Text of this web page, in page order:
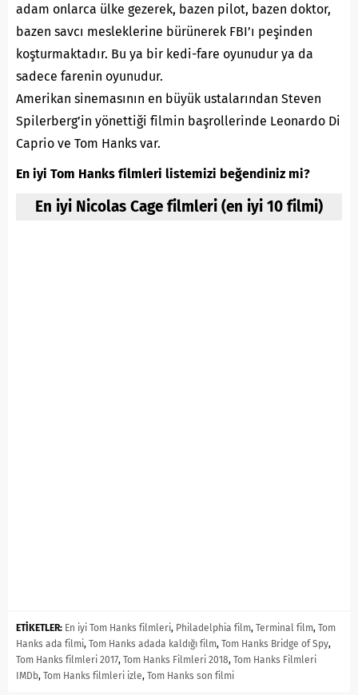
adam onlarca ülke gezerek, bazen pilot, bazen doktor,
bazen savcı mesleklerine bürünerek FBI’ı peşinden
koşturmaktadır. Bu ya bir kedi-fare oyunudur ya da
sadece farenin oyunudur.
Amerikan sinemasının en büyük ustalarından Steven
Spilerberg’in yönettiği filmin başrollerinde Leonardo Di
Caprio ve Tom Hanks var.
En iyi Tom Hanks filmleri listemizi beğendiniz mi?
En iyi Nicolas Cage filmleri (en iyi 10 filmi)
ETİKETLER: En iyi Tom Hanks filmleri, Philadelphia film, Terminal film, Tom
Hanks ada filmi, Tom Hanks adada kaldığı film, Tom Hanks Bridge of Spy,
Tom Hanks filmleri 2017, Tom Hanks Filmleri 2018, Tom Hanks Filmleri
IMDb, Tom Hanks filmleri izle, Tom Hanks son filmi